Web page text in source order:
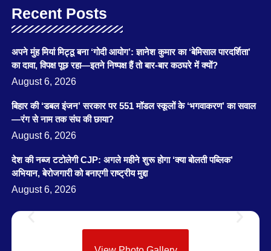
Recent Posts
अपने मुंह मियां मिट्ठू बना ‘गोदी आयोग’: ज्ञानेश कुमार का ‘बेमिसाल पारदर्शिता’
का दावा, विपक्ष पूछ रहा—इतने निष्पक्ष हैं तो बार-बार कठघरे में क्यों?
August 6, 2026
बिहार की ‘डबल इंजन’ सरकार पर 551 मॉडल स्कूलों के ‘भगवाकरण’ का सवाल
—रंग से नाम तक संघ की छाया?
August 6, 2026
देश की नब्ज टटोलेगी CJP: अगले महीने शुरू होगा ‘क्या बोलती पब्लिक’
अभियान, बेरोजगारी को बनाएगी राष्ट्रीय मुद्दा
August 6, 2026